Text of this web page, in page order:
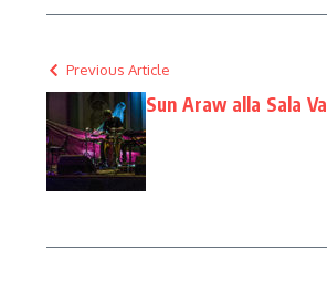
Previous Article
Sun Araw alla Sala